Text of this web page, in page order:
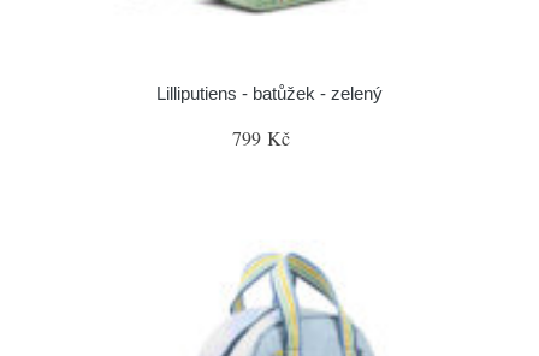
Lilliputiens - batůžek - zelený
799 Kč